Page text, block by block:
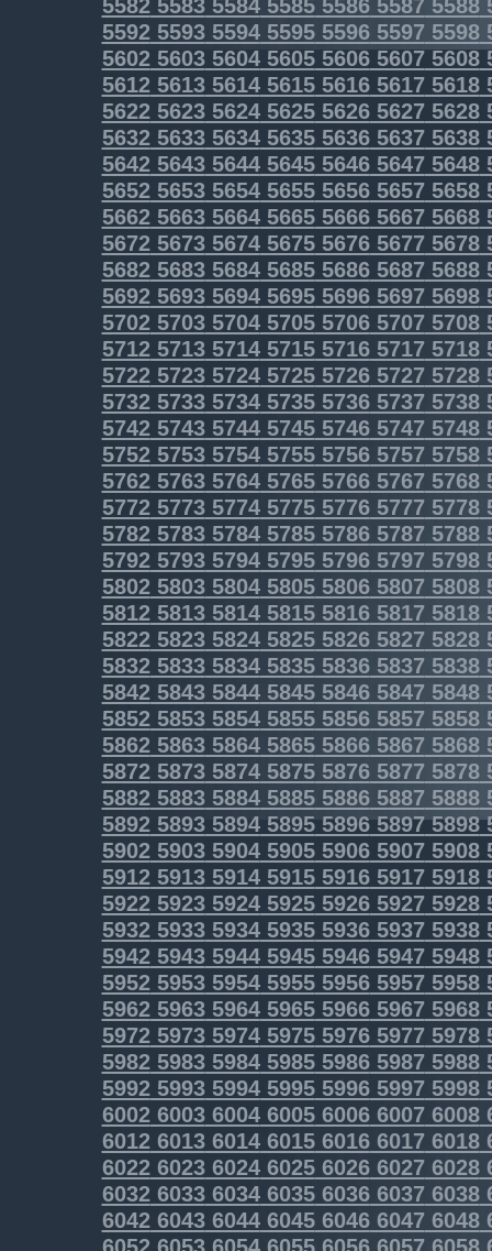
559255935594559555965597 5598
5602560356045605560656075608
5612561356145615561656175618
5622562356245625562656275628
5632563356345635563656375638
5642564356445645564656475648
5652565356545655565656575658
5662566356645665566656675668
5672567356745675567656775678
5682568356845685568656875688
5692569356945695569656975698
5702570357045705570657075708
5712571357145715571657175718
5722572357245725572657275728
5732573357345735573657375738
5742574357445745574657475748
5752575357545755575657575758
576257635764576557665767 5768
577257735774577557765777 5778
578257835784578557865787 5788
579257935794579557965797 5798
580258035804580558065807 5808
581258135814581558165817 5818
582258235824582558265827 5828
583258335834583558365837 5838
584258435844584558465847 5848
585258535854585558565857 5858
586258635864586558665867 5868
587258735874587558765877 5878
588258835884588558865887 5888
5892589358945895589658975898
5902590359045905590659075908
5912591359145915591659175918
5922592359245925592659275928
5932593359345935593659375938
5942594359445945594659475948
5952595359545955595659575958
5962596359645965596659675968
5972597359745975597659775978
5982598359845985598659875988
5992599359945995599659975998
6002600360046005600660076008
6012601360146015601660176018
6022602360246025602660276028
603260336034603560366037 6038
604260436044604560466047 6048